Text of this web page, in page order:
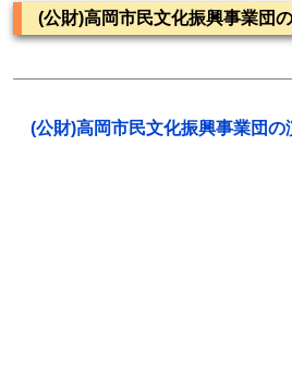
(公財)高岡市民文化振興事業団
(公財)高岡市民文化振興事業団の